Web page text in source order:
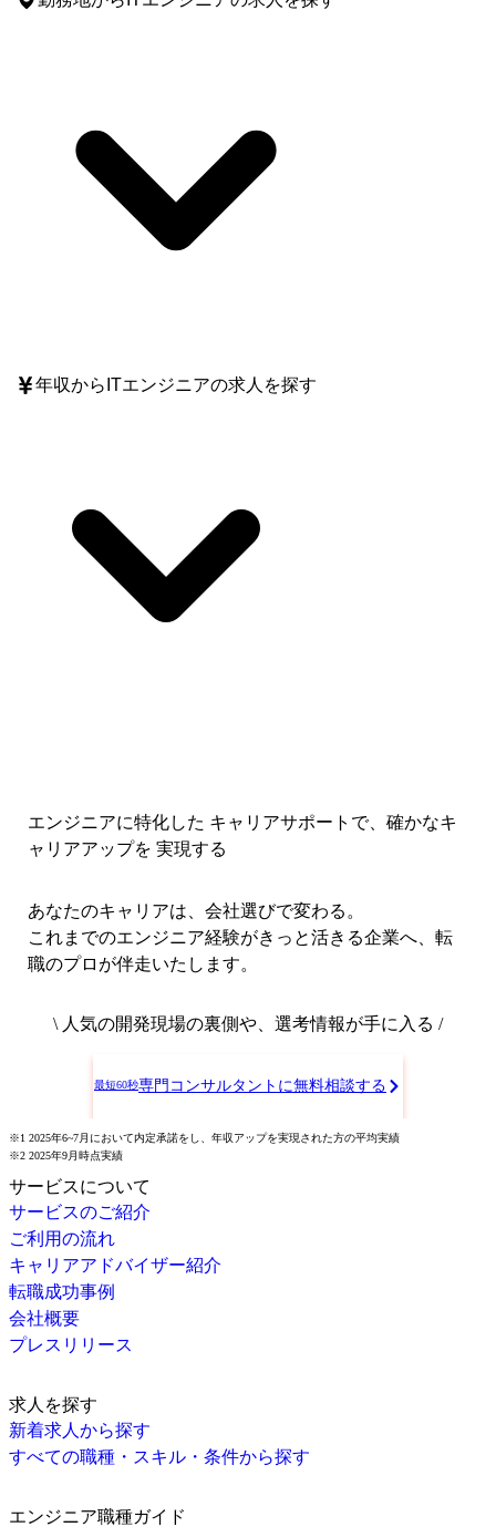
年収からITエンジニアの求人を探す
エンジニアに特化した キャリアサポートで、 確かなキ
ャリアアップを 実現する
あなたのキャリアは、会社選びで変わる。
これまでのエンジニア経験がきっと活きる企業へ、転
職のプロが伴走いたします。
\ 人気の開発現場の裏側や、選考情報が手に入る /
最短60秒専門コンサルタントに無料相談する
※1 2025年6~7月において内定承諾をし、年収アップを実現された方の平均実績
※2 2025年9月時点実績
サービスについて
サービスのご紹介
ご利用の流れ
キャリアアドバイザー紹介
転職成功事例
会社概要
プレスリリース
求人を探す
新着求人から探す
すべての職種・スキル・条件から探す
エンジニア職種ガイド